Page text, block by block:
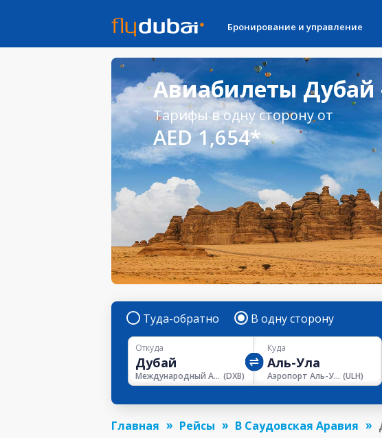
Бронирование и управление
Авиабилеты Дубай
Тарифы в одну сторону от
AED 1,654*
Туда-обратно В одну сторону
Откуда
Международный Аэропорт Дубая (DXB)
Куда
Аэропорт Аль-Ула (ULH)
Главная Рейсы В Саудовская Аравия